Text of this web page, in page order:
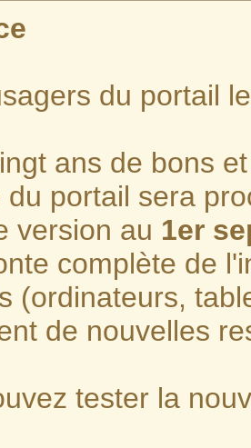
du portail
ans de bons
du portail sera
version au 1er
complète de
(ordinateurs,
de nouvelles
tester la